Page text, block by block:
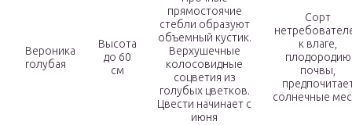
Вероника
голубая
Высота
до 60
см
прямостоячие
стебли образуют
объемный кустик.
Верхушечные
колосовидные
соцветия из
голубых цветков.
Цвести начинает с
июня
Сорт
к влаге,
плодородию
почвы,
солнечные